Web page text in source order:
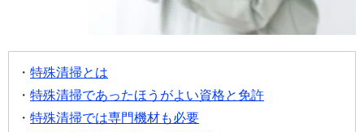
特殊清掃とは
特殊清掃であったほうがよい資格と免許
特殊清掃では専門機材も必要